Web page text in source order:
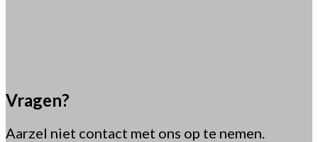
Vragen?
Aarzel niet contact met ons op te nemen.